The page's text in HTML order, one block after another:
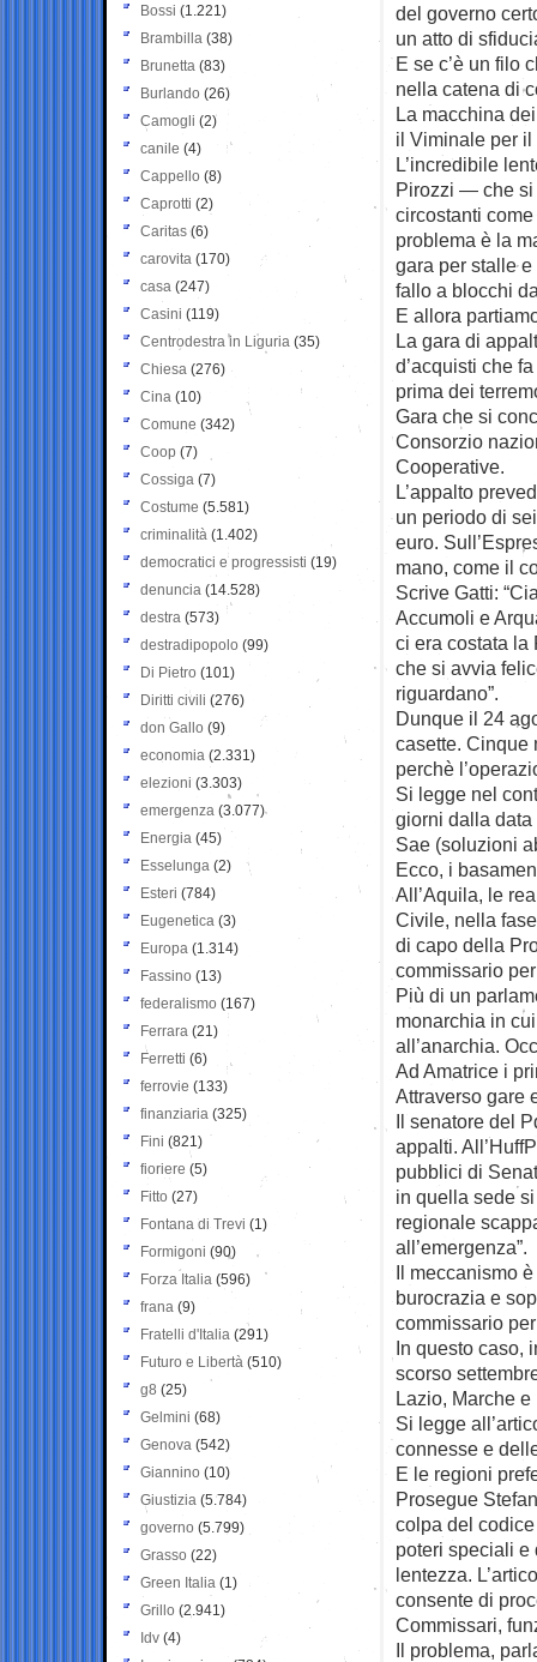
del governo
un atto di
E se c’è un filo
nella catena di
La macchina
il Viminale per
L’incredibile
Pirozzi — che si
circostanti
problema è la
gara per stalle
fallo a blocchi
E allora
La gara di
d’acquisti che
prima dei
Gara che si
Consorzio
Cooperative.
L’appalto
un periodo di
euro.
mano, come il
Scrive Gatti:
Accumoli e
ci era costata la
che si avvia
riguardano”.
Dunque il 24
casette. Cinque
perchè
Si legge nel
giorni dalla data
Sae (soluzioni
Ecco, i
All’Aquila, le
Civile, nella
di capo della
commissario
Più di un
monarchia in
all’anarchia.
Ad Amatrice i
Attraverso gare
Il senatore del
appalti.
pubblici di
in quella sede
regionale
all’emergenza”.
Il meccanismo
burocrazia e
commissario
In questo caso,
scorso
Lazio, Marche
Si legge
connesse e
E le regioni
Prosegue
colpa del
poteri speciali e
lentezza.
consente di
Commissari,
Il problema,
Bossi (1.221)
Brambilla (38)
Brunetta (83)
Burlando (26)
Camogli (2)
canile (4)
Cappello (8)
Caprotti (2)
Caritas (6)
carovita (170)
casa (247)
Casini (119)
Centrodestra in Liguria (35)
Chiesa (276)
Cina (10)
Comune (342)
Coop (7)
Cossiga (7)
Costume (5.581)
criminalità (1.402)
democratici e progressisti (19)
denuncia (14.528)
destra (573)
destradipopolo (99)
Di Pietro (101)
Diritti civili (276)
don Gallo (9)
economia (2.331)
elezioni (3.303)
emergenza (3.077)
Energia (45)
Esselunga (2)
Esteri (784)
Eugenetica (3)
Europa (1.314)
Fassino (13)
federalismo (167)
Ferrara (21)
Ferretti (6)
ferrovie (133)
finanziaria (325)
Fini (821)
fioriere (5)
Fitto (27)
Fontana di Trevi (1)
Formigoni (90)
Forza Italia (596)
frana (9)
Fratelli d'Italia (291)
Futuro e Libertà (510)
g8 (25)
Gelmini (68)
Genova (542)
Giannino (10)
Giustizia (5.784)
governo (5.799)
Grasso (22)
Green Italia (1)
Grillo (2.941)
Idv (4)